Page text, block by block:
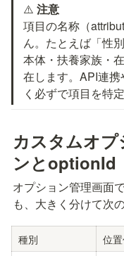
⚠️ 注意
項目の名称（
ん。たとえば「性
本体・扶養家族・
在します。API連
く必ずで項目を特
カスタムオプ
ンとoptionId
オプション管理画面
も、大きく分けて次
種別 位